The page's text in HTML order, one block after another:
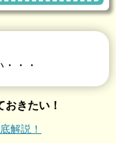
・・
おきたい！
解説！